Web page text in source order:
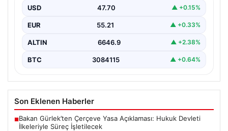
Bebeği Heimlich Manevrası ile Kurtaran Havalimanı
Personeline…
USD 47.70 ▲ +0.15%
EUR 55.21 ▲ +0.33%
ALTIN 6646.9 ▲ +2.38%
BTC 3084115 ▲ +0.64%
Son Eklenen Haberler
■Bakan Gürlek’ten Çerçeve Yasa Açıklaması: Hukuk Devleti
İlkeleriyle Süreç İşletilecek